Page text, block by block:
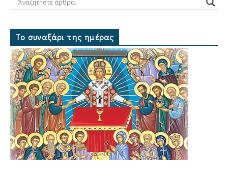
Το συναξάρι της ημέρας